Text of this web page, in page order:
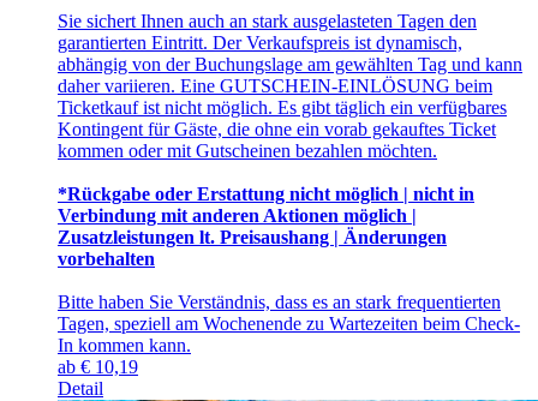
Sie sichert Ihnen auch an stark ausgelasteten Tagen den
garantierten Eintritt. Der Verkaufspreis ist dynamisch,
abhängig von der Buchungslage am gewählten Tag und kann
daher variieren. Eine GUTSCHEIN-EINLÖSUNG beim
Ticketkauf ist nicht möglich. Es gibt täglich ein verfügbares
Kontingent für Gäste, die ohne ein vorab gekauftes Ticket
kommen oder mit Gutscheinen bezahlen möchten.
*Rückgabe oder Erstattung nicht möglich | nicht in
Verbindung mit anderen Aktionen möglich |
Zusatzleistungen lt. Preisaushang | Änderungen
vorbehalten
Bitte haben Sie Verständnis, dass es an stark frequentierten
Tagen, speziell am Wochenende zu Wartezeiten beim Check-
In kommen kann.
ab € 10,19
Detail